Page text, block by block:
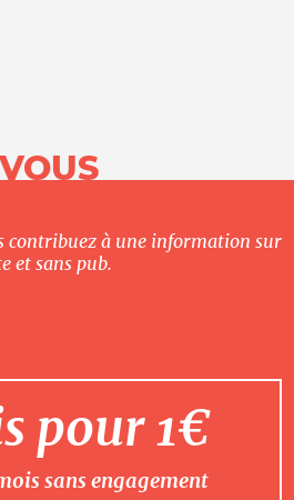
contribuez à une information sur
et sans pub.
pour 1€
sans engagement